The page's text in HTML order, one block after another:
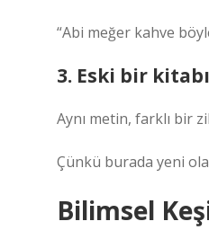
“Abi meğer kahve
3. Eski bir
Aynı metin, farklı bir
Çünkü burada yeni
Bilimsel